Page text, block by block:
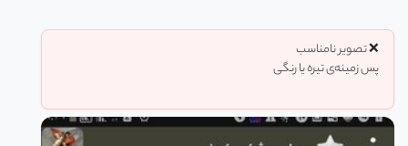
❌ تصویر نامناسب
پس زمینه‌ی تیره یا رنگی